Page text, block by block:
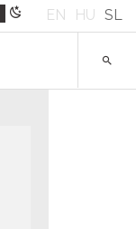
EN HU SL